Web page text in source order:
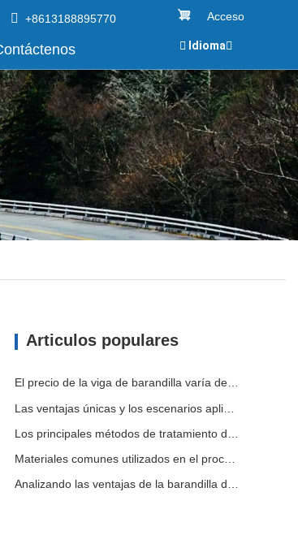
Acceso
+8613188895770
Idioma
Articulos populares
El precio de la viga de barandilla varía debido a varios factores.
Las ventajas únicas y los escenarios aplicables de la barandilla de la carretera.
Materiales comunes utilizados en el procesamiento de barandillas de carreteras.
Analizando las ventajas de la barandilla de carretera